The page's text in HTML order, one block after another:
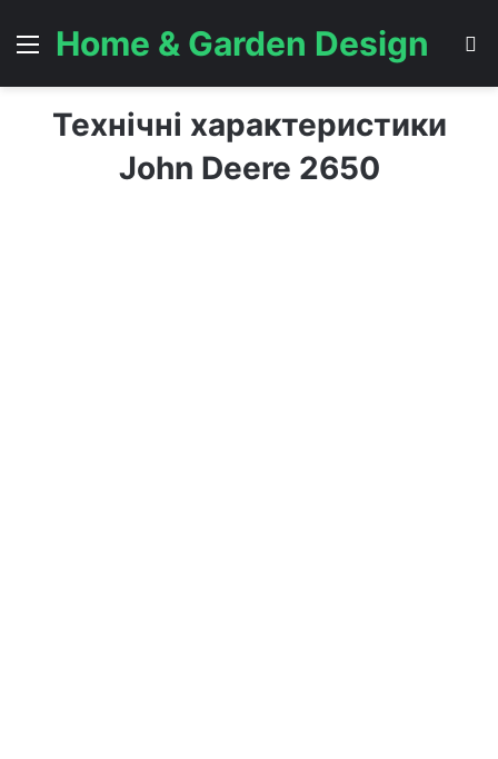
Menu
Home & Garden Design
Технічні характеристики
John Deere 2650